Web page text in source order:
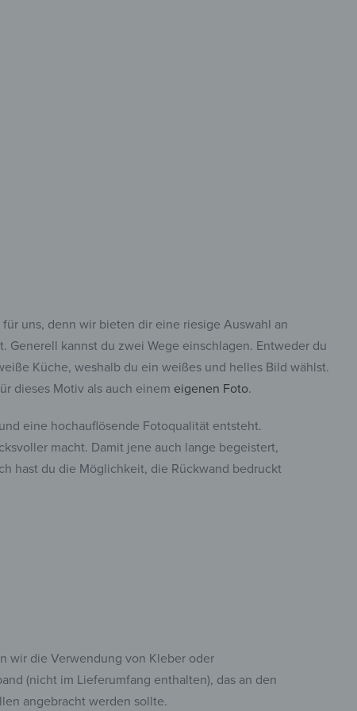
uns, denn wir bieten dir eine riesige Auswahl an
kannst du zwei Wege einschlagen. Entweder du
Küche, weshalb du ein weißes und helles Bild wählst.
dieses Motiv als auch einem eigenen Foto.
eine hochauflösende Fotoqualität entsteht.
macht. Damit jene auch lange begeistert,
hast du die Möglichkeit, die Rückwand bedruckt
wir die Verwendung von Kleber oder
(nicht im Lieferumfang enthalten), das an den
angebracht werden sollte.